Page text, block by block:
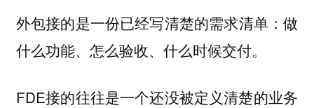
外包接的是一份已经写清楚的需求清单：做
什么功能、怎么验收、什么时候交付。
FDE接的往往是一个还没被定义清楚的业务